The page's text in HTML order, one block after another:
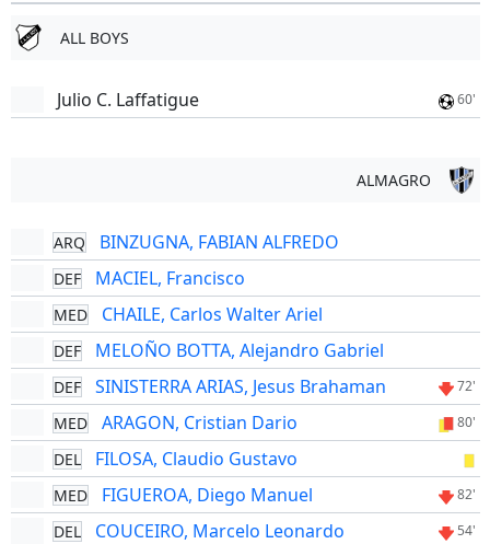
ALL BOYS
Julio C. Laffatigue 60'
ALMAGRO
ARQ BINZUGNA, FABIAN ALFREDO
DEF MACIEL, Francisco
MED CHAILE, Carlos Walter Ariel
DEF MELOÑO BOTTA, Alejandro Gabriel
DEF SINISTERRA ARIAS, Jesus Brahaman 72'
MED ARAGON, Cristian Dario 80'
DEL FILOSA, Claudio Gustavo
MED FIGUEROA, Diego Manuel 82'
DEL COUCEIRO, Marcelo Leonardo 54'